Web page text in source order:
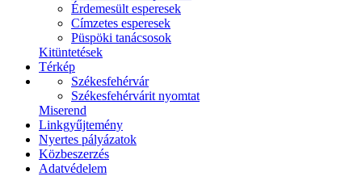
Érdemesült esperesek
Címzetes esperesek
Püspöki tanácsosok
Kitüntetések
Térkép
Székesfehérvár
Székesfehérvárit nyomtat
Miserend
Linkgyűjtemény
Nyertes pályázatok
Közbeszerzés
Adatvédelem